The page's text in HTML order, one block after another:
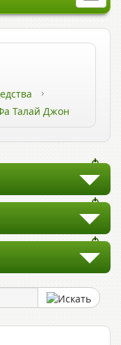
Талай Джон